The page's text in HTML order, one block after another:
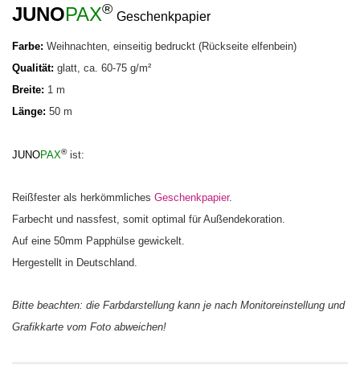
JUNOPAX® Geschenkpapier
Farbe: Weihnachten, einseitig bedruckt (Rückseite elfenbein)
Qualität: glatt, ca. 60-75 g/m²
Breite: 1 m
Länge: 50 m
JUNOPAX®ist:
Reißfester als herkömmliches Geschenkpapier.
Farbecht und nassfest, somit optimal für Außendekoration.
Auf eine 50mm Papphülse gewickelt.
Hergestellt in Deutschland.
Bitte beachten: die Farbdarstellung kann je nach Monitoreinstellung und
Grafikkarte vom Foto abweichen!